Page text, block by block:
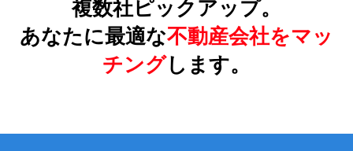
複数社ピックアップ。
あなたに最適な不動産会社をマッ
チングします。